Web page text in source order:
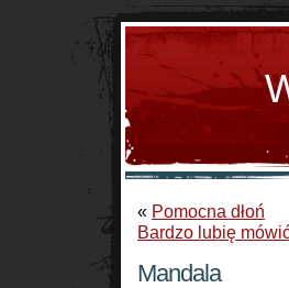
« Pomocna dłoń
Bardzo lubię
Mandala